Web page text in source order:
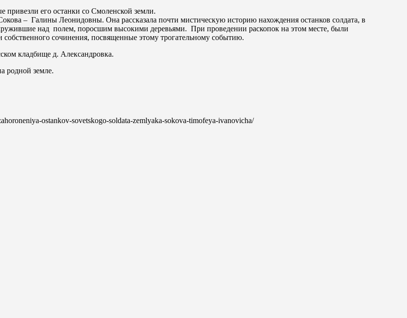
привезли его останки со Смоленской земли.
– Галины Леонидовны. Она рассказала почти мистическую историю нахождения останков солдата, в
над полем, поросшим высокими деревьями. При проведении раскопок на этом месте, были
сочинения, посвященные этому трогательному событию.
кладбище д. Александровка.
родной земле.
ostankov-sovetskogo-soldata-zemlyaka-sokova-timofeya-ivanovicha/